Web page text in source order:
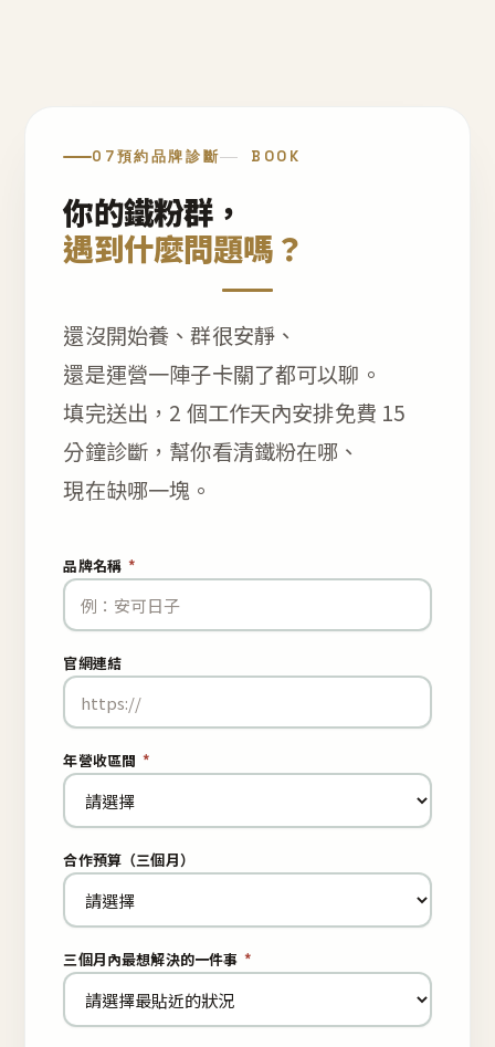
07預約品牌診斷 BOOK
你的鐵粉群，
遇到什麼問題嗎？
還沒開始養、群很安靜、
還是運營一陣子卡關了都可以聊。
填完送出，2 個工作天內安排免費 15
分鐘診斷，幫你看清鐵粉在哪、
現在缺哪一塊。
品牌名稱 *
官網連結
年營收區間 *
合作預算（三個月）
三個月內最想解決的一件事 *